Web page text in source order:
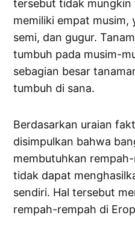
tersebut tidak mungkin
memiliki empat musim,
semi, dan gugur.
tumbuh pada musim-
sebagian besar
tumbuh di sana.
Berdasarkan uraian
disimpulkan bahwa
membutuhkan
tidak dapat
sendiri. Hal tersebut
rempah-rempah di